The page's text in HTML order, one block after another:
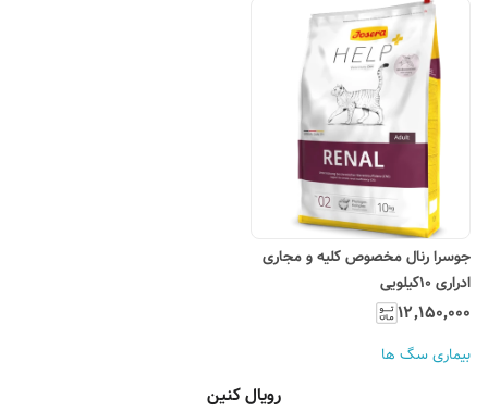
جوسرا رنال مخصوص کلیه و مجاری
ادراری ۱۰کیلویی
۱۲٬۱۵۰٬۰۰۰
بیماری سگ ها
رویال کنین